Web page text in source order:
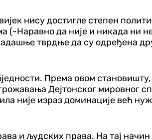
нису достигле степен
Наравно да није и никада ни
тврдње да су одређена
Према овом
Дејтонског мировног
није израз доминације већ
и људских права. На тај